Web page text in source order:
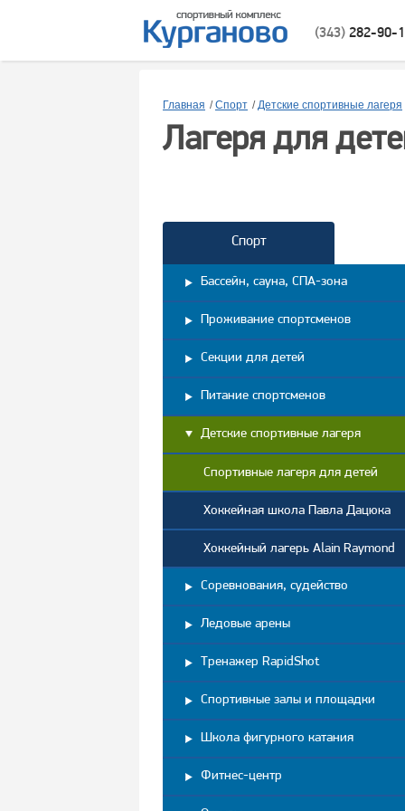
(343) 282-90-
Главная /Спорт /Детские спортивные лагеря
Лагеря для
Спорт
Бассейн, сауна, СПА-зона
Проживание спортсменов
Секции для детей
Питание спортсменов
Детские спортивные лагеря
Спортивные лагеря для детей
Хоккейная школа Павла Дацюка
Хоккейный лагерь Alain Raymond
Соревнования, судейство
Ледовые арены
Тренажер RapidShot
Спортивные залы и площадки
Школа фигурного катания
Фитнес-центр